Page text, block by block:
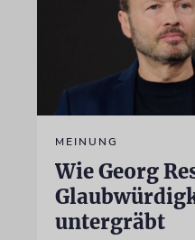
MEINUNG
Wie Georg
untergräbt